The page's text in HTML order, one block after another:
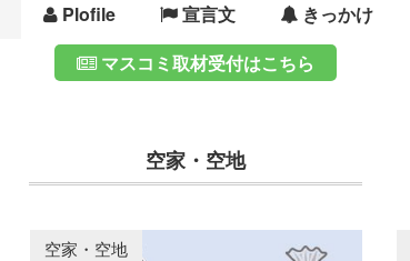
Plofile 宣言文 きっかけ
マスコミ取材受付はこちら
空家・空地
空家・空地